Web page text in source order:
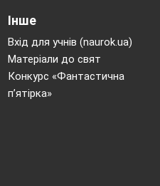
Інше
Вхід для учнів (naurok.ua)
Матеріали до свят
Конкурс «Фантастична
п’ятірка»